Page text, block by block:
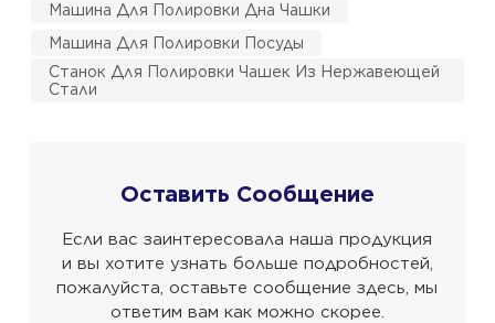
Машина Для Полировки Дна Чашки
Машина Для Полировки Посуды
Станок Для Полировки Чашек Из Нержавеющей
Стали
Оставить Сообщение
Если вас заинтересовала наша продукция
и вы хотите узнать больше подробностей,
пожалуйста, оставьте сообщение здесь, мы
ответим вам как можно скорее.